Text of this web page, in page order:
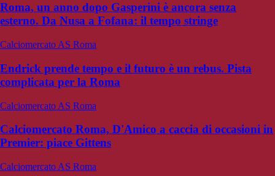
Roma, un anno dopo Gasperini è ancora senza
esterno. Da Nusa a Fofana: il tempo stringe
Calciomercato AS Roma
Endrick prende tempo e il futuro è un rebus. Pista
complicata per la Roma
Calciomercato AS Roma
Calciomercato Roma, D'Amico a caccia di occasioni in
Premier: piace Gittens
Calciomercato AS Roma